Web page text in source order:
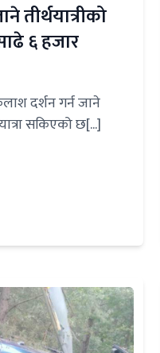
तीर्थयात्रीको
६ हजार
दर्शन गर्न जाने
सकिएको छ[...]